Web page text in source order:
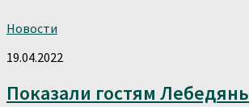
Новости
19.04.2022
Показали гостям Лебедянь